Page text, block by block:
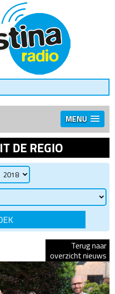
MENU
DE REGIO
Terug naar
overzicht nieuws